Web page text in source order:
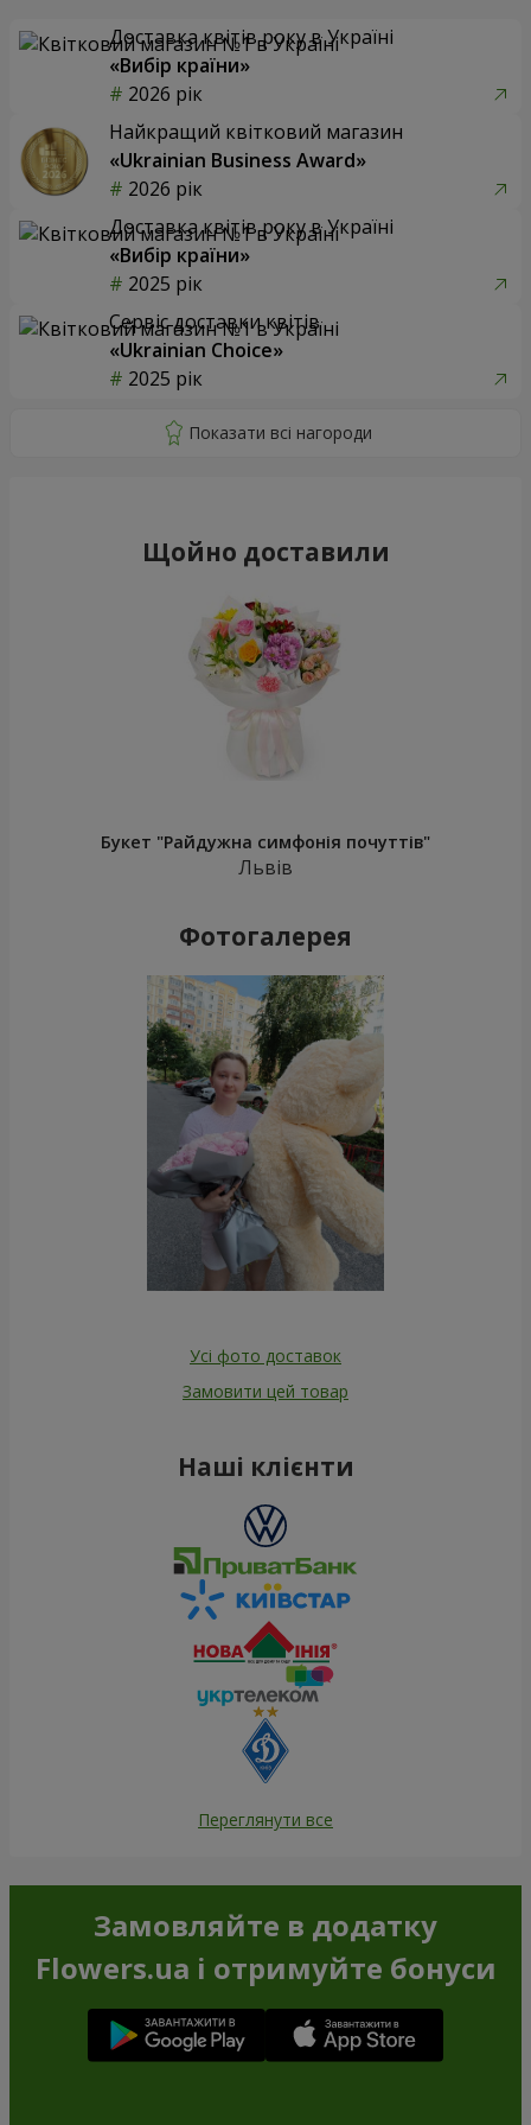
Доставка квітів року в Україні
«Вибір країни»
2026 рік
Найкращий квітковий магазин
«Ukrainian Business Award»
2026 рік
Доставка квітів року в Україні
«Вибір країни»
2025 рік
Сервіс доставки квітів
«Ukrainian Choice»
2025 рік
Щойно доставили
Букет "Райдужна симфонія почуттів"
Львів
Фотогалерея
Усі фото доставок
Замовити цей товар
Наші клієнти
Переглянути все
Замовляйте в додатку
Flowers.ua і отримуйте бонуси